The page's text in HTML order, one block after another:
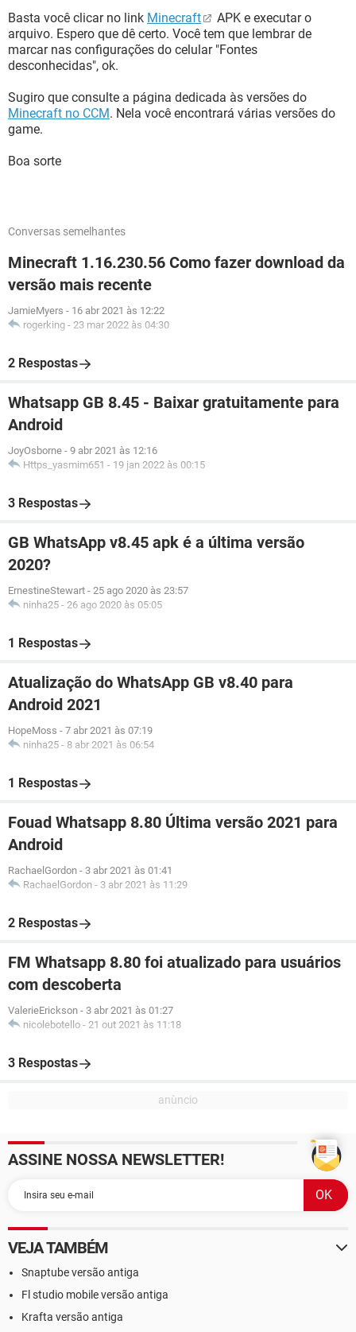
Basta você clicar no link Minecraft
APK e executar o
arquivo. Espero que dê certo. Você tem que lembrar de
marcar nas configurações do celular "Fontes
desconhecidas", ok.
Sugiro que consulte a página dedicada às versões do
Minecraft no CCM. Nela você encontrará várias versões do
game.
Boa sorte
Conversas semelhantes
Minecraft 1.16.230.56 Como fazer download da
versão mais recente
JamieMyers - 16 abr 2021 às 12:22
rogerking - 23 mar 2022 às 04:30
2 Respostas
Whatsapp GB 8.45 - Baixar gratuitamente para
Android
JoyOsborne - 9 abr 2021 às 12:16
Https_yasmim651 - 19 jan 2022 às 00:15
3 Respostas
GB WhatsApp v8.45 apk é a última versão
2020?
ErnestineStewart - 25 ago 2020 às 23:57
ninha25 - 26 ago 2020 às 05:05
1 Respostas
Atualização do WhatsApp GB v8.40 para
Android 2021
HopeMoss - 7 abr 2021 às 07:19
ninha25 - 8 abr 2021 às 06:54
1 Respostas
Fouad Whatsapp 8.80 Última versão 2021 para
Android
RachaelGordon - 3 abr 2021 às 01:41
RachaelGordon - 3 abr 2021 às 11:29
2 Respostas
FM Whatsapp 8.80 foi atualizado para usuários
com descoberta
ValerieErickson - 3 abr 2021 às 01:27
nicolebotello - 21 out 2021 às 11:18
3 Respostas
ASSINE NOSSA NEWSLETTER!
VEJA TAMBÉM
Snaptube versão antiga
Fl studio mobile versão antiga
Krafta versão antiga